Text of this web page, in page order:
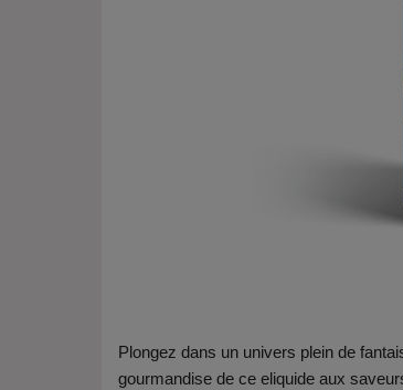
Plongez dans un univers plein de
gourmandise de ce eliquide aux